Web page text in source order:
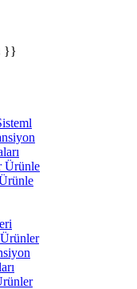
}}
Ürünle